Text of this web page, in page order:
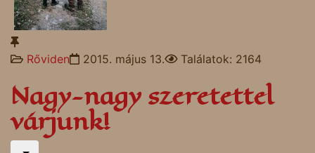
Rőviden 2015. május 13. Találatok: 2164
Nagy-nagy szeretettel
várjunk!